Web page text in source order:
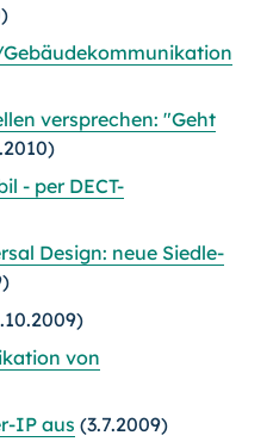
versprechen: "Geht
- per DECT-
Design: neue Siedle-
von
IP aus (3.7.2009)